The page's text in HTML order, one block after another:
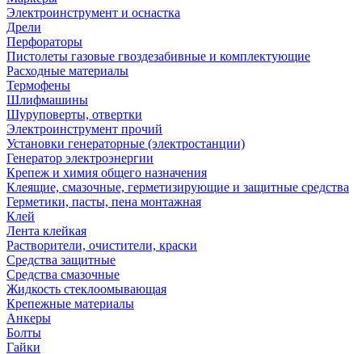
Электроинструмент и оснастка
Дрели
Перфораторы
Пистолеты газовые гвоздезабивные и комплектующие
Расходные материалы
Термофены
Шлифмашины
Шуруповерты, отвертки
Электроинструмент прочий
Установки генераторные (электростанции)
Генератор электроэнергии
Крепеж и химия общего назначения
Клеящие, смазочные, герметизирующие и защитные средства
Герметики, пасты, пена монтажная
Клей
Лента клейкая
Растворители, очистители, краски
Средства защитные
Средства смазочные
Жидкость стеклоомывающая
Крепежные материалы
Анкеры
Болты
Гайки